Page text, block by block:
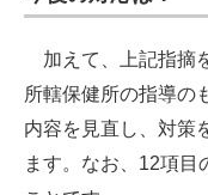
加えて、上記指摘
所轄保健所の指導の
内容を見直し、対策
ます。なお、12項目